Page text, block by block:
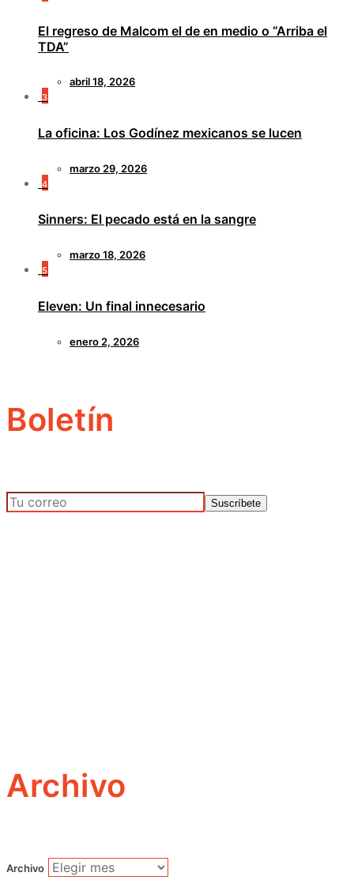
El regreso de Malcom el de en medio o “Arriba el
TDA”
abril 18, 2026
3
La oficina: Los Godínez mexicanos se lucen
marzo 29, 2026
4
Sinners: El pecado está en la sangre
marzo 18, 2026
5
Eleven: Un final innecesario
enero 2, 2026
Boletín
Archivo
Archivo